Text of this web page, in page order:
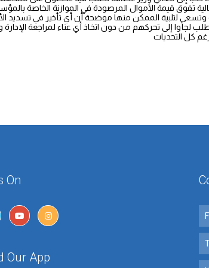
لتلبية الممكن منها موضحة أن أي تأخير في تسديد
إلى تحركهم من دون اتخاذ أي عناء لمراجعة الإدارة
On
Our App